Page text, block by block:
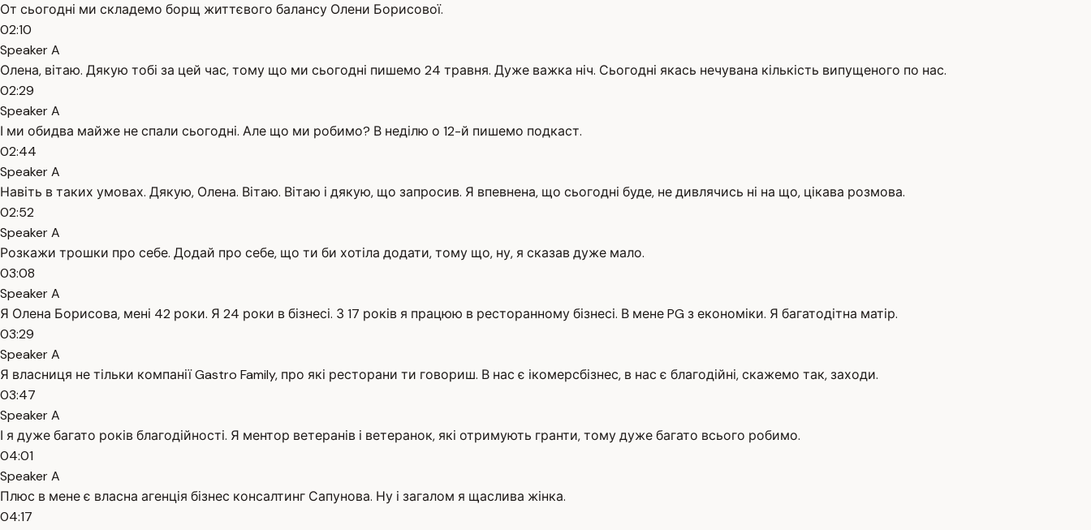
От сьогодні ми складемо борщ життєвого балансу Олени Борисової.
02:10
Speaker A
Олена, вітаю. Дякую тобі за цей час, тому що ми сьогодні пишемо 24 травня. Дуже важка ніч. Сьогодні якась нечувана кількість випущеного по нас.
02:29
Speaker A
І ми обидва майже не спали сьогодні. Але що ми робимо? В неділю о 12-й пишемо подкаст.
02:44
Speaker A
Навіть в таких умовах. Дякую, Олена. Вітаю. Вітаю і дякую, що запросив. Я впевнена, що сьогодні буде, не дивлячись ні на що, цікава розмова.
02:52
Speaker A
Розкажи трошки про себе. Додай про себе, що ти би хотіла додати, тому що, ну, я сказав дуже мало.
03:08
Speaker A
Я Олена Борисова, мені 42 роки. Я 24 роки в бізнесі. З 17 років я працюю в ресторанному бізнесі. В мене PG з економіки. Я багатодітна матір.
03:29
Speaker A
Я власниця не тільки компанії Gastro Family, про які ресторани ти говориш. В нас є ікомерсбізнес, в нас є благодійні, скажемо так, заходи.
03:47
Speaker A
І я дуже багато років благодійності. Я ментор ветеранів і ветеранок, які отримують гранти, тому дуже багато всього робимо.
04:01
Speaker A
Плюс в мене є власна агенція бізнес консалтинг Сапунова. Ну і загалом я щаслива жінка.
04:17